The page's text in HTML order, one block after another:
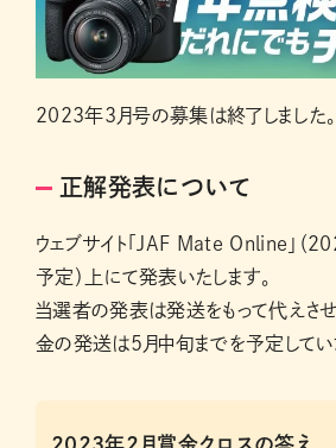
2023年3月号の募集は終了しました。
正解発表について
ウェブサイト「JAF Mate Online」（
予定）上にて発表いたします。
当選者の発表は発送をもって代えさせ
金の発送は5月中旬までを予定してい